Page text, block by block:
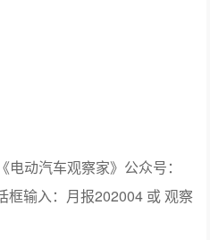
动汽车观察家》公众号：
框输入：月报202004 或 观察